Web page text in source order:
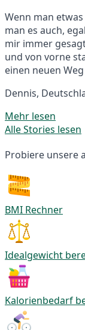
Wenn man
man es auch,
mir immer
und von vorne
einen neuen
Dennis,
Mehr lesen
Alle Stories lesen
Probiere unsere
BMI Rechner
Idealgewicht
Kalorienbedarf